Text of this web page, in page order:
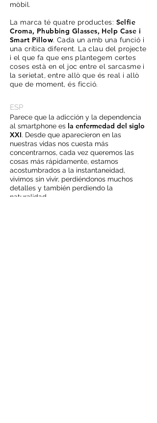
mòbil.
La marca té quatre productes: Selfie
Croma, Phubbing Glasses, Help Case i
Smart Pillow. Cada un amb una funció i
una crítica diferent. La clau del projecte
i el que fa que ens plantegem certes
coses està en el joc entre el sarcasme i
la serietat, entre allò que és real i allò
que de moment, és ficció.
ESP
Parece que la adicción y la dependencia
al smartphone es la enfermedad del siglo
XXI. Desde que aparecieron en las
nuestras vidas nos cuesta más
concentrarnos, cada vez queremos las
cosas más rápidamente, estamos
acostumbrados a la instantaneidad,
vivimos sin vivir, perdiéndonos muchos
detalles y también perdiendo la
naturalidad.